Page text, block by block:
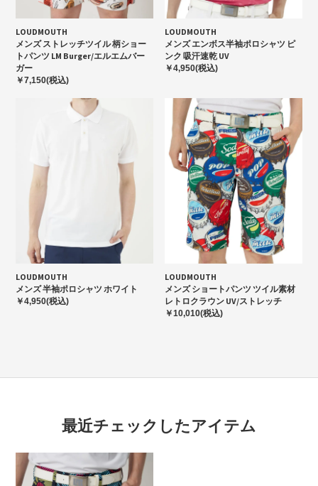
LOUDMOUTH
メンズ ストレッチツイル 柄ショー
トパンツ LM Burger/エルエムバー
ガー
￥7,150(税込)
LOUDMOUTH
メンズ エンボス半袖ポロシャツ ピ
ンク 吸汗速乾 UV
￥4,950(税込)
LOUDMOUTH
メンズ 半袖ポロシャツ ホワイト
￥4,950(税込)
LOUDMOUTH
メンズ ショートパンツ ツイル素材
レトロクラウン UV/ストレッチ
￥10,010(税込)
最近チェックしたアイテム